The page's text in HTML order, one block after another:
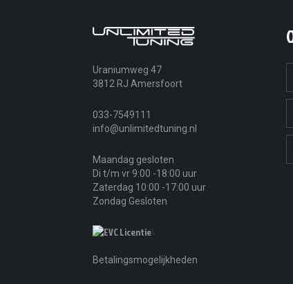
Uraniumweg 47
3812 RJ Amersfoort
033-7549111
info@unlimitedtuning.nl
Maandag gesloten
Di t/m vr 9:00 -18:00 uur
Zaterdag 10:00 -17:00 uur
Zondag Gesloten
Betalingsmogelijkheden